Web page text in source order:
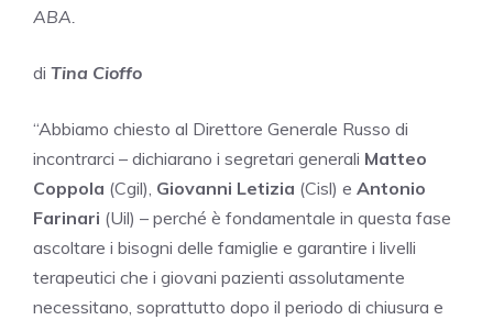
ABA.
di Tina Cioffo
“Abbiamo chiesto al Direttore Generale Russo di
incontrarci – dichiarano i segretari generali Matteo
Coppola (Cgil), Giovanni Letizia (Cisl) e Antonio
Farinari (Uil) – perché è fondamentale in questa fase
ascoltare i bisogni delle famiglie e garantire i livelli
terapeutici che i giovani pazienti assolutamente
necessitano, soprattutto dopo il periodo di chiusura e